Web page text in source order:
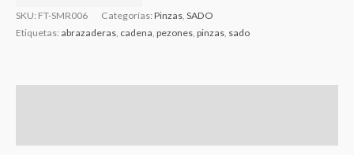
SKU: FT-SMR006 Categorías: Pinzas SADO
Etiquetas: abrazaderas cadena pezones pinzas sado